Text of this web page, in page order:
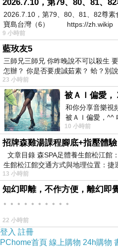
2026.7.10，第79、80、81、82尊
寶島台灣（6） https://zh.wikip
9 小時前
藍玫友5
三師兄三師兄 你昨晚說不可以殺生
怎辦？ 你是否要虔誠茹素？ 蛤？別
23 小時前
被ＡＩ偏愛，
和你分享音樂視
被ＡＩ偏愛，^^
10 小時前
文章目錄 森SPA足體養生館松江館
生館松江館交通方式與地理位置：捷
13 小時前
知幻即離，不作方便，離幻即
。。。。。。。。。。
22 小時前
登入 註冊
PChome首頁 線上購物 24h購物